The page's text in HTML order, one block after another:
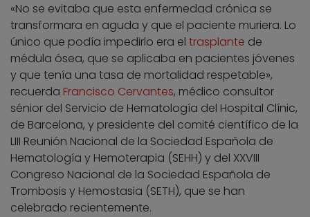
«No se evitaba que esta enfermedad crónica se
transformara en aguda y que el paciente muriera. Lo
único que podía impedirlo era el trasplante de
médula ósea, que se aplicaba en pacientes jóvenes
y que tenía una tasa de mortalidad respetable»,
recuerda Francisco Cervantes, médico consultor
sénior del Servicio de Hematología del Hospital Clínic,
de Barcelona, y presidente del comité científico de la
LIII Reunión Nacional de la Sociedad Española de
Hematología y Hemoterapia (SEHH) y del XXVIII
Congreso Nacional de la Sociedad Española de
Trombosis y Hemostasia (SETH), que se han
celebrado recientemente.